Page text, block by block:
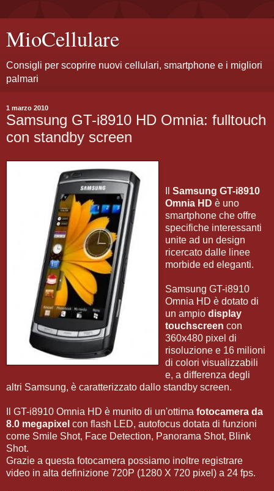
MioCellulare
Consigli per scoprire nuovi cellulari, smartphone e i migliori
palmari
1 marzo 2010
Samsung GT-i8910 HD Omnia: fulltouch
con standby screen
Samsung GT-i8910
Omnia HD è uno
smartphone che offre
specifiche interessanti
unite ad un design
ricercato dalle linee
morbide ed eleganti.
Samsung GT-i8910
Omnia HD è dotato di
un ampio display
touchscreen con
360x480 pixel di
risoluzione e 16 milioni
di colori visualizzabili
e, a differenza degli
altri Samsung, è caratterizzato dallo standby screen.
Il GT-i8910 Omnia HD è munito di un'ottima fotocamera da
8.0 megapixel con flash LED, autofocus dotata di funzioni
come Smile Shot, Face Detection, Panorama Shot, Blink
Shot.
Grazie a questa fotocamera possiamo inoltre registrare
video in alta definizione 720P (1280 X 720 pixel) a 24 fps.